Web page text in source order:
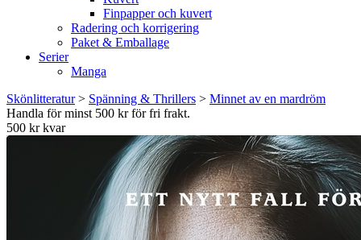
Finpapper och kuvert
Radering och korrigering
Paket & Emballage
Serier
Manga
Skönlitteratur> Spänning & Thrillers > Minnet av en mardröm
Handla för minst 500 kr för fri frakt.
500 kr kvar